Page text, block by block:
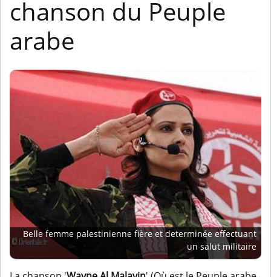
chanson du Peuple
arabe
Belle femme palestinienne fière et determinée effectuant
un salut militaire